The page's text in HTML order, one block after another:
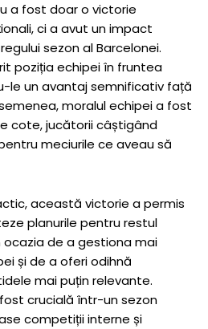
a fost doar o victorie
ci a avut un impact
sezon al Barcelonei.
poziția echipei în fruntea
le un avantaj semnificativ față
moralul echipei a fost
cote, jucătorii câștigând
meciurile ce aveau să
această victorie a permis
planurile pentru restul
ocazia de a gestiona mai
și de a oferi odihnă
mai puțin relevante.
crucială într-un sezon
competiții interne și